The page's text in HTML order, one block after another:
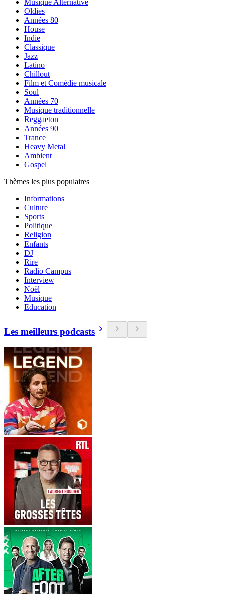
Musique Alternative
Oldies
Années 80
House
Indie
Classique
Jazz
Latino
Chillout
Film et Comédie musicale
Soul
Années 70
Musique traditionnelle
Reggaeton
Années 90
Trance
Heavy Metal
Ambient
Gospel
Thèmes les plus populaires
Informations
Culture
Sports
Politique
Religion
Enfants
DJ
Rire
Radio Campus
Interview
Noël
Musique
Education
Les meilleurs podcasts